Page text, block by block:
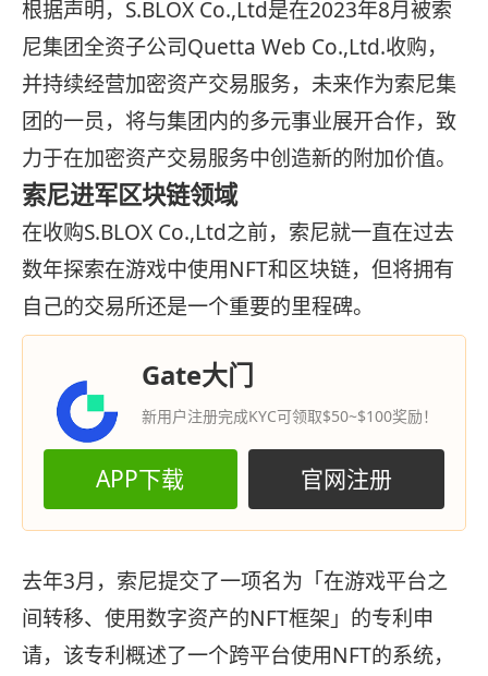
根据声明，S.BLOX Co.,Ltd是在2023年8月被索
尼集团全资子公司Quetta Web Co.,Ltd.收购，
并持续经营加密资产交易服务，未来作为索尼集
团的一员，将与集团内的多元事业展开合作，致
力于在加密资产交易服务中创造新的附加价值。
索尼进军区块链领域
在收购S.BLOX Co.,Ltd之前，索尼就一直在过去
数年探索在游戏中使用NFT和区块链，但将拥有
自己的交易所还是一个重要的里程碑。
Gate大门
新用户注册完成KYC可领取$50~$100奖励！
APP下载 官网注册
去年3月，索尼提交了一项名为「在游戏平台之
间转移、使用数字资产的NFT框架」的专利申
请，该专利概述了一个跨平台使用NFT的系统，